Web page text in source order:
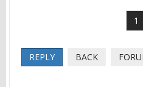
1
REPLY BACK